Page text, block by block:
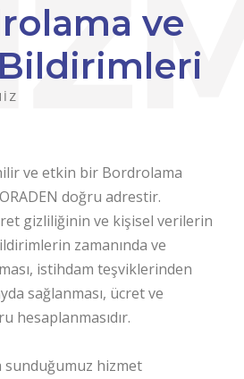
ve
ve etkin bir Bordrolama
doğru adrestir.
gizliliğinin ve kişisel verilerin
zamanında ve
istihdam teşviklerinden
sağlanması, ücret ve
hesaplanmasıdır.
sunduğumuz hizmet